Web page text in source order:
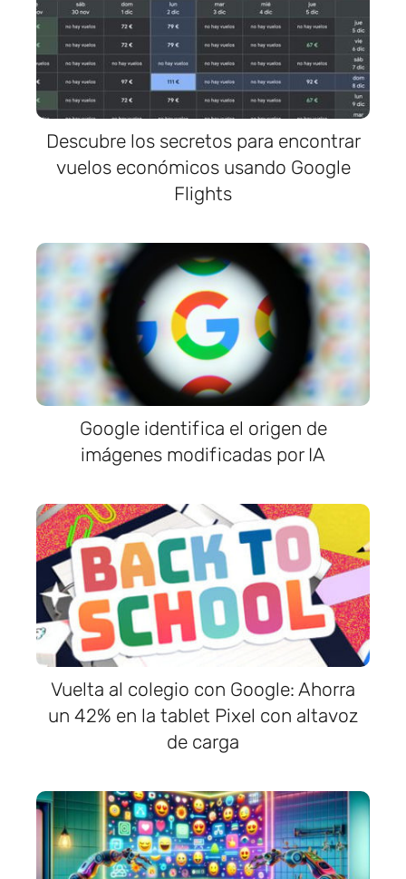
Descubre los secretos para encontrar
vuelos económicos usando Google
Flights
Google identifica el origen de
imágenes modificadas por IA
Vuelta al colegio con Google: Ahorra
un 42% en la tablet Pixel con altavoz
de carga